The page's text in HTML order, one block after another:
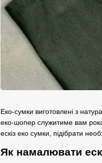
Еко-сумки виготовлені з
еко-шопер служитиме вам
ескіз еко сумки, підібрати
Як намалювати